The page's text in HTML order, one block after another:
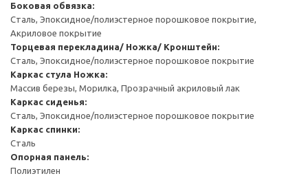
Боковая обвязка:
Сталь, Эпоксидное/полиэстерное порошковое покрытие,
Акриловое покрытие
Торцевая перекладина/ Ножка/ Кронштейн:
Сталь, Эпоксидное/полиэстерное порошковое покрытие
Каркас стула Ножка:
Массив березы, Морилка, Прозрачный акриловый лак
Каркас сиденья:
Сталь, Эпоксидное/полиэстерное порошковое покрытие
Каркас спинки:
Сталь
Опорная панель:
Полиэтилен